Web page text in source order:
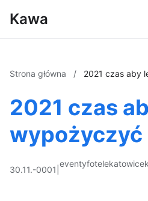
Kawa
Strona główna / 2021 czas aby
2021 czas
wypożyczyć
30.11.-0001
eventyfotelekatowice